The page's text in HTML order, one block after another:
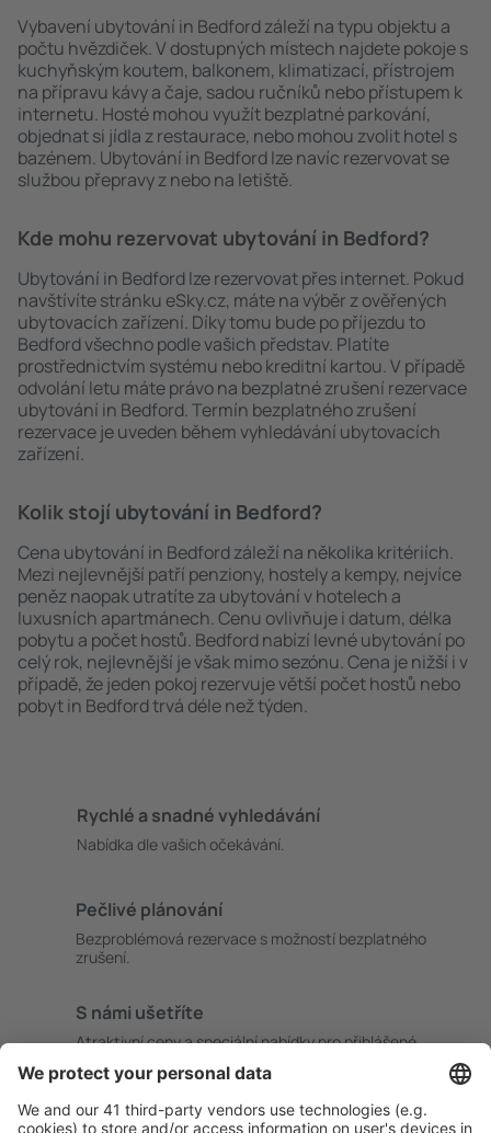
Vybavení ubytování in Bedford záleží na typu objektu a
počtu hvězdiček. V dostupných místech najdete pokoje s
kuchyňským koutem, balkonem, klimatizací, přístrojem
na přípravu kávy a čaje, sadou ručníků nebo přístupem k
internetu. Hosté mohou využít bezplatné parkování,
objednat si jídla z restaurace, nebo mohou zvolit hotel s
bazénem. Ubytování in Bedford lze navíc rezervovat se
službou přepravy z nebo na letiště.
Kde mohu rezervovat ubytování in Bedford?
Ubytování in Bedford lze rezervovat přes internet. Pokud
navštívíte stránku eSky.cz, máte na výběr z ověřených
ubytovacích zařízení. Díky tomu bude po příjezdu to
Bedford všechno podle vašich představ. Platíte
prostřednictvím systému nebo kreditní kartou. V případě
odvolání letu máte právo na bezplatné zrušení rezervace
ubytování in Bedford. Termín bezplatného zrušení
rezervace je uveden během vyhledávání ubytovacích
zařízení.
Kolik stojí ubytování in Bedford?
Cena ubytování in Bedford záleží na několika kritériích.
Mezi nejlevnější patří penziony, hostely a kempy, nejvíce
peněz naopak utratíte za ubytování v hotelech a
luxusních apartmánech. Cenu ovlivňuje i datum, délka
pobytu a počet hostů. Bedford nabízí levné ubytování po
celý rok, nejlevnější je však mimo sezónu. Cena je nižší i v
případě, že jeden pokoj rezervuje větší počet hostů nebo
pobyt in Bedford trvá déle než týden.
Rychlé a snadné vyhledávání
Nabídka dle vašich očekávání.
Pečlivé plánování
Bezproblémová rezervace s možností bezplatného
zrušení.
S námi ušetříte
Atraktivní ceny a speciální nabídky pro přihlášené
Ubytování dle vašeho gusta